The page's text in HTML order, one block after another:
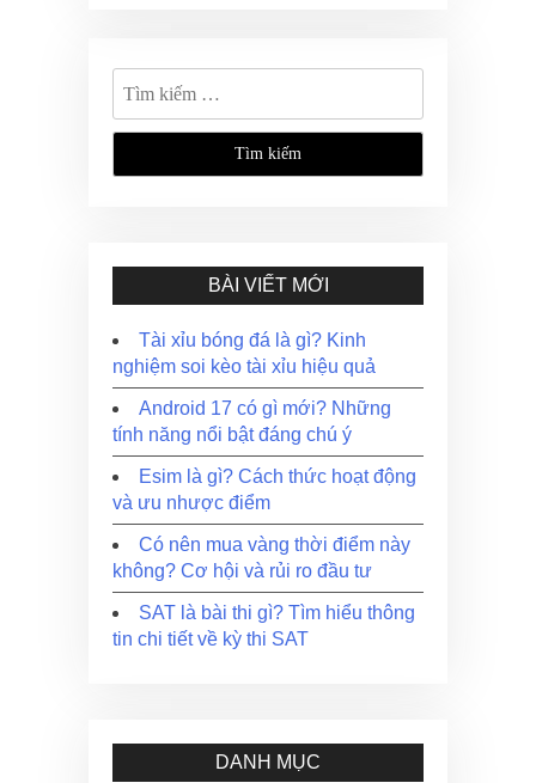
Tìm
kiếm
cho:
BÀI VIẾT MỚI
Tài xỉu bóng đá là gì? Kinh
nghiệm soi kèo tài xỉu hiệu quả
Android 17 có gì mới? Những
tính năng nổi bật đáng chú ý
Esim là gì? Cách thức hoạt động
và ưu nhược điểm
Có nên mua vàng thời điểm này
không? Cơ hội và rủi ro đầu tư
SAT là bài thi gì? Tìm hiểu thông
tin chi tiết về kỳ thi SAT
DANH MỤC